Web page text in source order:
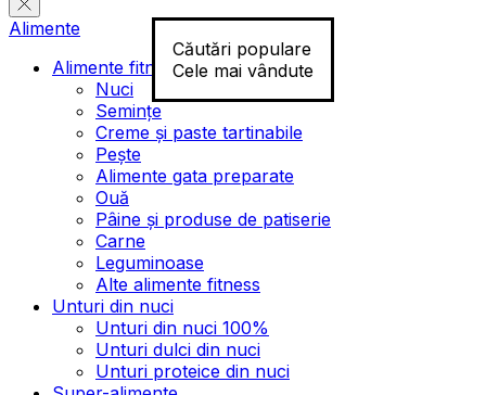
Căutări populare
Cele mai vândute
Alimente
Alimente fitness
Nuci
Semințe
Creme și paste tartinabile
Pește
Alimente gata preparate
Ouă
Pâine și produse de patiserie
Carne
Leguminoase
Alte alimente fitness
Unturi din nuci
Unturi din nuci 100%
Unturi dulci din nuci
Unturi proteice din nuci